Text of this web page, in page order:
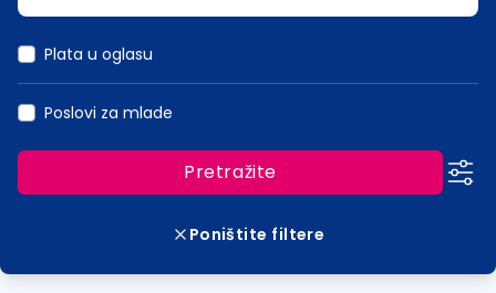
Plata u oglasu
Poslovi za mlade
Pretražite
Poništite filtere